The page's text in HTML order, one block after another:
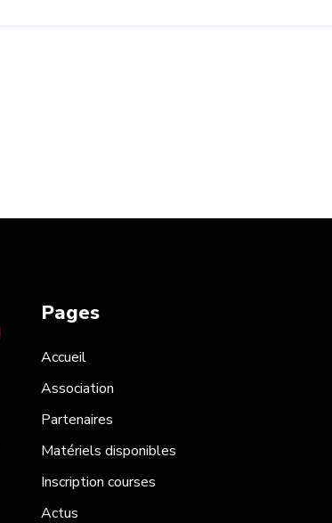
Pages
Accueil
Association
Partenaires
Matériels disponibles
Inscription courses
Actus